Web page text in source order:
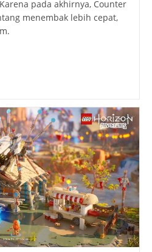
pada akhirnya, Counter
menembak lebih cepat,